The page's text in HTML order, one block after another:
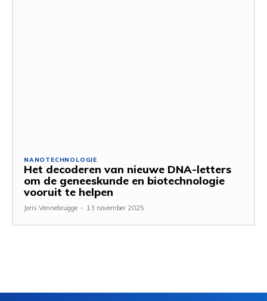
NANOTECHNOLOGIE
Het decoderen van nieuwe DNA-letters
om de geneeskunde en biotechnologie
vooruit te helpen
Joris Vennebrugge - 13 november 2025